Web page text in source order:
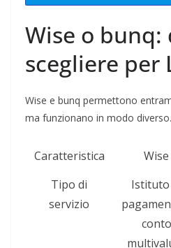
Wise o bunq:
scegliere per
Wise e bunq permettono
ma funzionano in modo diverso.
Caratteristica Wise
Tipo di
servizio
Istituto
conto